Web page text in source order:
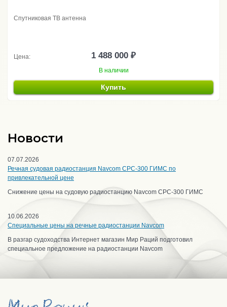
Спутниковая ТВ антенна
Цена: 1 488 000 ₽
В наличии
Купить
Новости
07.07.2026
Речная судовая радиостанция Navcom CPC-300 ГИМС по
привлекательной цене
Снижение цены на судовую радиостанцию Navcom CPC-300 ГИМС
10.06.2026
Специальные цены на речные радиостанции Navcom
В разгар судоходства Интернет магазин Мир Раций подготовил
специальное предложение на радиостанции Navcom